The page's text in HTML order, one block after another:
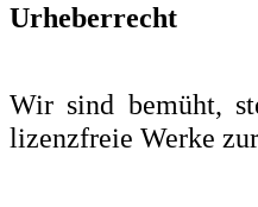
Urheberrecht
Wir sind bemüht,
lizenzfreie Werke